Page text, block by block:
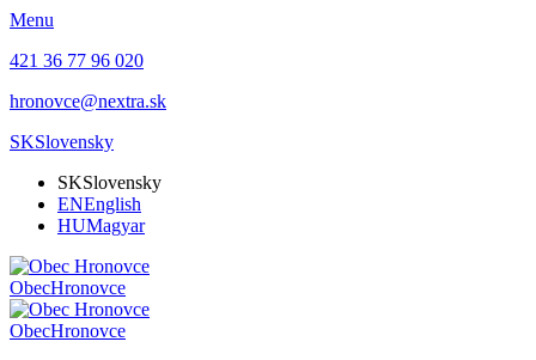
Menu
421 36 77 96 020
hronovce@nextra.sk
SKSlovensky
SKSlovensky
ENEnglish
HUMagyar
ObecHronovce
ObecHronovce